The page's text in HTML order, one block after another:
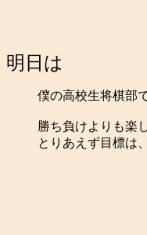
明日は
僕の高校生将棋部
勝ち負けよりも楽
とりあえず目標は